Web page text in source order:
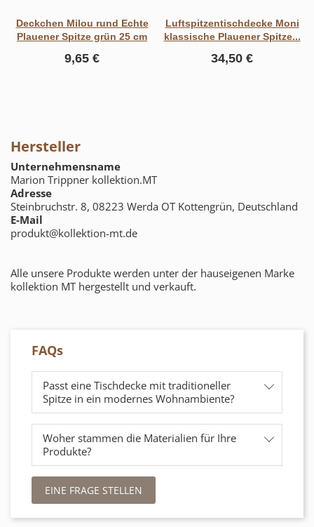
Deckchen Milou rund Echte
Plauener Spitze grün 25 cm
9,65 €
Luftspitzentischdecke Moni
klassische Plauener Spitze...
34,50 €
Hersteller
Unternehmensname
Marion Trippner kollektion.MT
Adresse
Steinbruchstr. 8, 08223 Werda OT Kottengrün, Deutschland
E-Mail
produkt@kollektion-mt.de
Alle unsere Produkte werden unter der hauseigenen Marke
kollektion MT hergestellt und verkauft.
FAQs
Passt eine Tischdecke mit traditioneller
Spitze in ein modernes Wohnambiente?
Woher stammen die Materialien für Ihre
Produkte?
EINE FRAGE STELLEN